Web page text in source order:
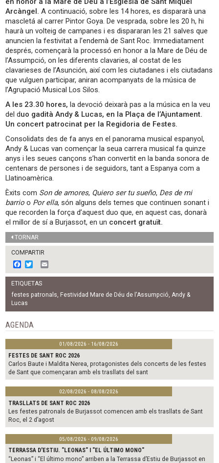
Arcàngel. A continuació, sobre les 14 hores, es dispararà una
mascletá al carrer Pintor Goya. De vesprada, sobre les 20 h, hi
haurà un volteig de campanes i es dispararan les 21 salves que
anuncien la festivitat a l’endemà de Sant Roc. Immediatament
després, començarà la processó en honor a la Mare de Déu de
l’Assumpció, on les diferents clavaries, al costat de les
clavarieses de l’Asunción, així com les ciutadanes i els ciutadans
que vulguen participar, aniran acompanyats de la música de
l’Agrupació Musical Los Silos.
A les 23.30 hores, la devoció deixarà pas a la música en la veu
del duo gadità Andy & Lucas, en la Plaça de l’Ajuntament.
Un concert patrocinat per la Regidoria de Festes.
Consolidats des de fa anys en el panorama musical espanyol,
Andy & Lucas van començar la seua carrera musical fa quinze
anys i les seues cançons s’han convertit en la banda sonora de
centenars de persones i de seguidors, tant a Espanya com a
Llatinoamèrica.
Èxits com Son de amores, Quiero ser tu sueño, Des de mi
barrioo Por ella, són alguns dels temes que continuen sonant i
que recorden la força d’aquest duo que, en aquest cas, donarà
el millor de sí a Burjassot, en un concert gratuït.
TORNAR
COMPARTIR
F
a
c
e
b
o
o
w
i
t
t
r
m
a
l
ETIQUETAS
festes patronals, Festividad Mare de Déu de l'Assumpció,Andy &
Lucas
AGENDA
01/08/2026 - 16/08/2026
FESTES DE SANT ROC 2026
Carlos Baute i Maldita Nerea, protagonistes dels concerts de les festes
de Sant que començaran amb els trasllats del sant
02/08/2026 - 08/08/2026
TRASLLATS DE SANT ROC 2026
Les festes patronals de Burjassot comencen amb els trasllats de Sant
Roc, el 2 d’agost
05/08/2026 - 09/08/2026
TERRASSA D'ESTIU. "LEONAS" I "EL ÚLTIMO MONO"
“Leonas” i “El último mono” arriben a la Terrassa d’Estiu de Burjassot en